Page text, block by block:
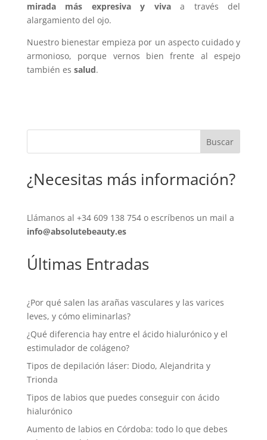
mirada más expresiva y vivaa través del
alargamiento del ojo.
Nuestro bienestar empieza por un aspecto cuidado y
armonioso, porque vernos bien frente al espejo
también es salud.
Buscar
¿Necesitas más información?
Llámanos al +34 609 138 754o escríbenos un mail a
info@absolutebeauty.es
Últimas Entradas
¿Por qué salen las arañas vasculares y las varices
leves, y cómo eliminarlas?
¿Qué diferencia hay entre el ácido hialurónico y el
estimulador de colágeno?
Tipos de depilación láser: Diodo, Alejandrita y
Trionda
Tipos de labios que puedes conseguir con ácido
hialurónico
Aumento de labios en Córdoba: todo lo que debes